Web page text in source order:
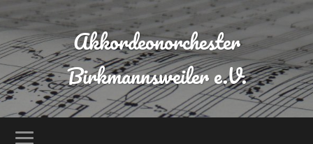
Akkordeonorchester
Birkmannsweiler e.V.